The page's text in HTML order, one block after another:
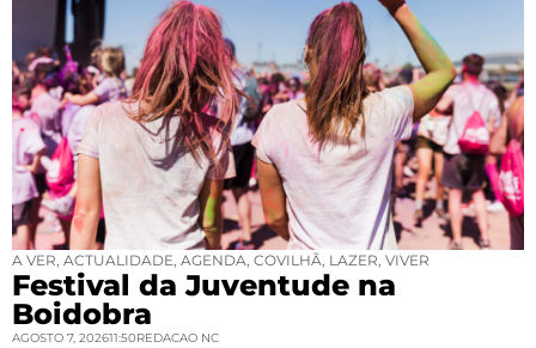
A VER, ACTUALIDADE, AGENDA, COVILHÃ, LAZER, VIVER
Festival da Juventude na
Boidobra
AGOSTO 7, 202611:50REDACAO NC